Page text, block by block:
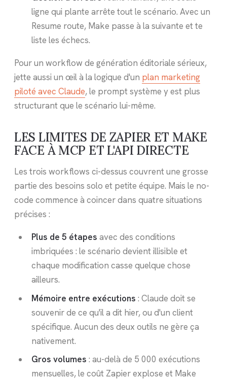
ligne qui plante arrête tout le scénario. Avec un
Resume route, Make passe à la suivante et te
liste les échecs.
Pour un workflow de génération éditoriale sérieux,
jette aussi un œil à la logique d'un plan marketing
piloté avec Claude, le prompt système y est plus
structurant que le scénario lui-même.
LES LIMITES DE ZAPIER ET MAKE
FACE À MCP ET L'API DIRECTE
Les trois workflows ci-dessus couvrent une grosse
partie des besoins solo et petite équipe. Mais le no-
code commence à coincer dans quatre situations
précises :
Plus de 5 étapes avec des conditions
imbriquées : le scénario devient illisible et
chaque modification casse quelque chose
ailleurs.
Mémoire entre exécutions : Claude doit se
souvenir de ce qu'il a dit hier, ou d'un client
spécifique. Aucun des deux outils ne gère ça
nativement.
Gros volumes : au-delà de 5 000 exécutions
mensuelles, le coût Zapier explose et Make